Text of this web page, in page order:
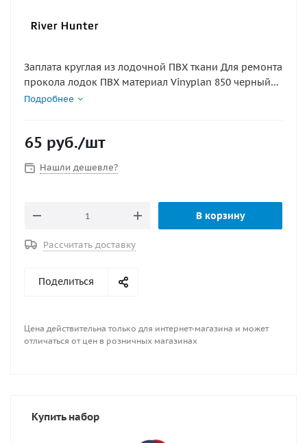
Заплата круглая из лодочной ПВХ ткани Для ремонта
прокола лодок ПВХ материал Vinyplan 850 черный
165х165мм
Подробнее
65 руб./шт
Нашли дешевле?
В корзину
Рассчитать доставку
Поделиться
Цена действительна только для интернет-магазина и может
отличаться от цен в розничных магазинах
Купить набор